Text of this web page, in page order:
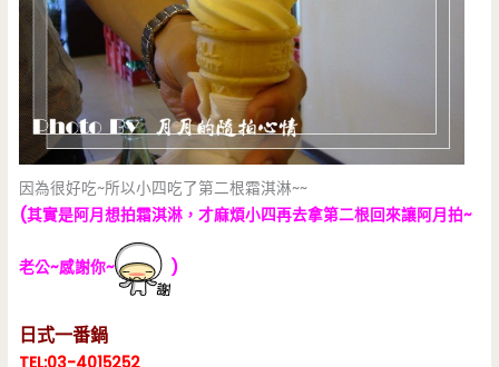
因為很好吃~所以小四吃了第二根霜淇淋~~
(其實是阿月想拍霜淇淋，才麻煩小四再去拿第二根回來讓阿月拍~
老公~感謝你~ )
日式一番鍋
TEL:03-4015252